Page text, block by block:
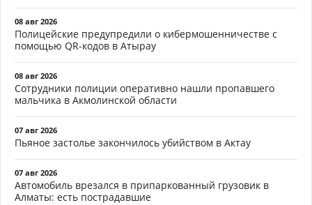
08 авг 2026
Полицейские предупредили о кибермошенничестве с
помощью QR-кодов в Атырау
08 авг 2026
Сотрудники полиции оперативно нашли пропавшего
мальчика в Акмолинской области
07 авг 2026
Пьяное застолье закончилось убийством в Актау
07 авг 2026
Автомобиль врезался в припаркованный грузовик в
Алматы: есть пострадавшие